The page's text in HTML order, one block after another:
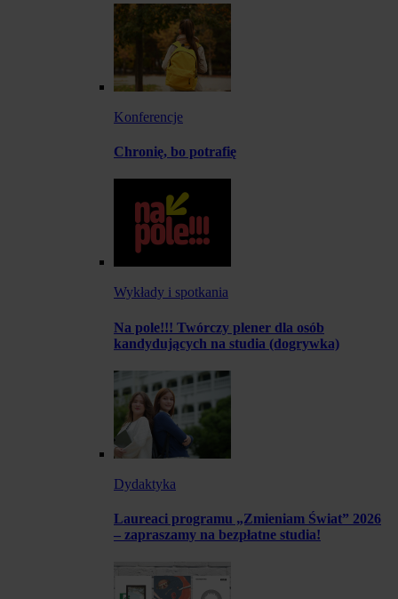
Konferencje
Chronię, bo potrafię
Wykłady i spotkania
Na pole!!! Twórczy plener dla osób
kandydujących na studia (dogrywka)
Dydaktyka
Laureaci programu „Zmieniam Świat” 2026
– zapraszamy na bezpłatne studia!